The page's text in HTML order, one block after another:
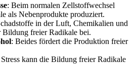
: Beim normalen Zellstoffwechsel
als Nebenprodukte produziert.
in der Luft, Chemikalien und
Bildung freier Radikale bei.
: Beides fördert die Produktion freier
kann die Bildung freier Radikale